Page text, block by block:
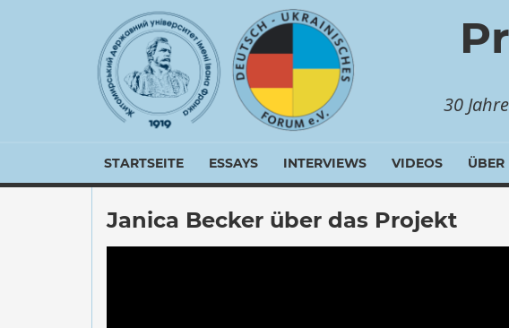
30
STARTSEITE ESSAYS INTERVIEWS VIDEOS ÜBER
Janica Becker über das Projekt